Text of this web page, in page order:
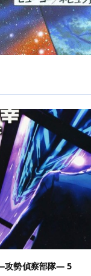
攻勢偵察部隊― 5